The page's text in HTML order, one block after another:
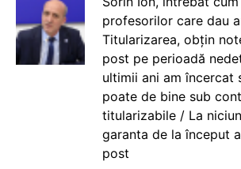
profesorilor care dau
Titularizarea, obțin
post pe perioadă
ultimii ani am încercat
poate de bine sub
titularizabile / La
garanta de la început
post